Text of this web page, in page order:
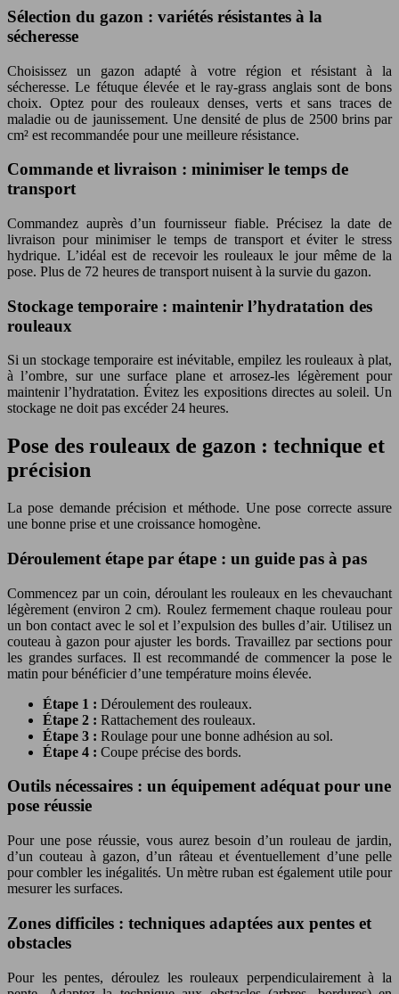
Sélection du gazon : variétés résistantes à la
sécheresse
Choisissez un gazon adapté à votre région et résistant à la
sécheresse. Le fétuque élevée et le ray-grass anglais sont de bons
choix. Optez pour des rouleaux denses, verts et sans traces de
maladie ou de jaunissement. Une densité de plus de 2500 brins par
cm² est recommandée pour une meilleure résistance.
Commande et livraison : minimiser le temps de
transport
Commandez auprès d’un fournisseur fiable. Précisez la date de
livraison pour minimiser le temps de transport et éviter le stress
hydrique. L’idéal est de recevoir les rouleaux le jour même de la
pose. Plus de 72 heures de transport nuisent à la survie du gazon.
Stockage temporaire : maintenir l’hydratation des
rouleaux
Si un stockage temporaire est inévitable, empilez les rouleaux à plat,
à l’ombre, sur une surface plane et arrosez-les légèrement pour
maintenir l’hydratation. Évitez les expositions directes au soleil. Un
stockage ne doit pas excéder 24 heures.
Pose des rouleaux de gazon : technique et
précision
La pose demande précision et méthode. Une pose correcte assure
une bonne prise et une croissance homogène.
Déroulement étape par étape : un guide pas à pas
Commencez par un coin, déroulant les rouleaux en les chevauchant
légèrement (environ 2 cm). Roulez fermement chaque rouleau pour
un bon contact avec le sol et l’expulsion des bulles d’air. Utilisez un
couteau à gazon pour ajuster les bords. Travaillez par sections pour
les grandes surfaces. Il est recommandé de commencer la pose le
matin pour bénéficier d’une température moins élevée.
Étape 1 : Déroulement des rouleaux.
Étape 2 : Rattachement des rouleaux.
Étape 3 : Roulage pour une bonne adhésion au sol.
Étape 4 : Coupe précise des bords.
Outils nécessaires : un équipement adéquat pour une
pose réussie
Pour une pose réussie, vous aurez besoin d’un rouleau de jardin,
d’un couteau à gazon, d’un râteau et éventuellement d’une pelle
pour combler les inégalités. Un mètre ruban est également utile pour
mesurer les surfaces.
Zones difficiles : techniques adaptées aux pentes et
obstacles
Pour les pentes, déroulez les rouleaux perpendiculairement à la